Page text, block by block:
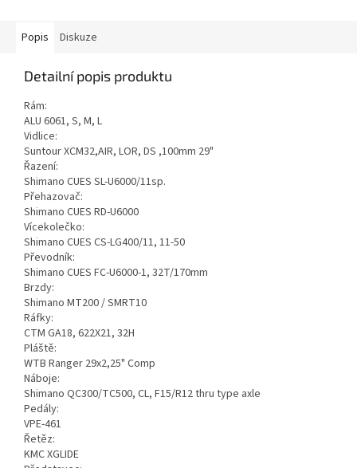
Popis Diskuze
Detailní popis produktu
Rám:
ALU 6061, S, M, L
Vidlice:
Suntour XCM32,AIR, LOR, DS ,100mm 29"
Řazení:
Shimano CUES SL-U6000/11sp.
Přehazovač:
Shimano CUES RD-U6000
Vícekolečko:
Shimano CUES CS-LG400/11, 11-50
Převodník:
Shimano CUES FC-U6000-1, 32T/170mm
Brzdy:
Shimano MT200 / SMRT10
Ráfky:
CTM GA18, 622X21, 32H
Pláště:
WTB Ranger 29x2,25" Comp
Náboje:
Shimano QC300/TC500, CL, F15/R12 thru type axle
Pedály:
VPE-461
Řetěz:
KMC XGLIDE